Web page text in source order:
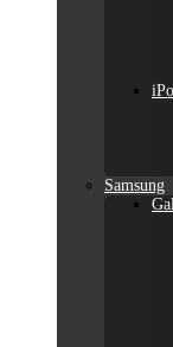
Samsung